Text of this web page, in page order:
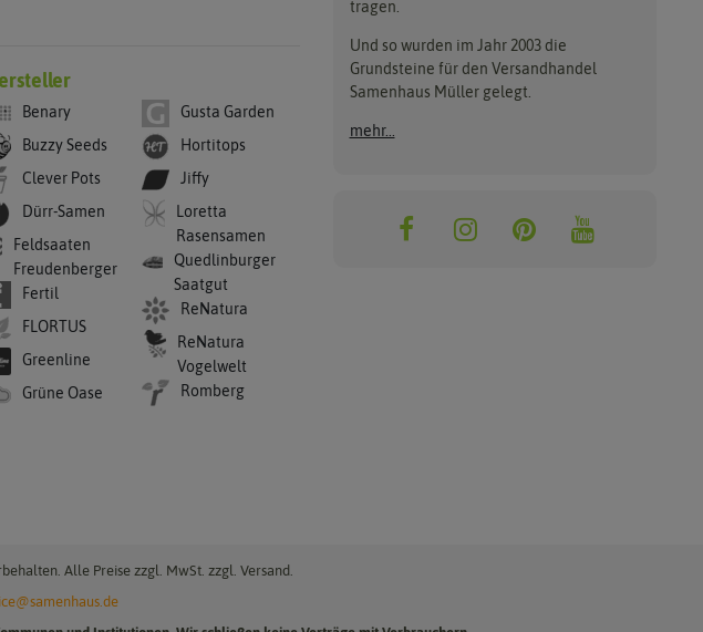
Benary
Buzzy Seeds
Clever Pots
Dürr-Samen
Feldsaaten
Freudenberger
Fertil
FLORTUS
Greenline
Grüne Oase
Gusta Garden
Hortitops
Jiffy
Loretta
Rasensamen
Quedlinburger
Saatgut
ReNatura
ReNatura
Vogelwelt
Romberg
tragen.
Und so wurden im Jahr 2003 die
Grundsteine für den Versandhandel
Samenhaus Müller gelegt.
mehr...
Alle Preise zzgl. MwSt. zzgl. Versand.